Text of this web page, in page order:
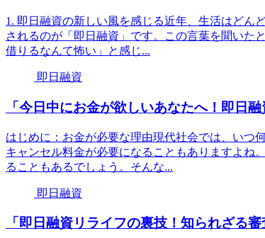
1. 即日融資の新しい風を感じる近年、生活はどん
されるのが「即日融資」です。この言葉を聞いた
借りるなんて怖い」と感じ...
即日融資
「今日中にお金が欲しいあなたへ！即日融
はじめに：お金が必要な理由現代社会では、いつ
キャンセル料金が必要になることもありますよね
ることもあるでしょう。そんな...
即日融資
「即日融資リライフの裏技！知られざる審